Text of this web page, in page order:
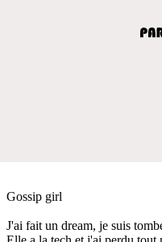
Gossip girl
J'ai fait un dream, je suis